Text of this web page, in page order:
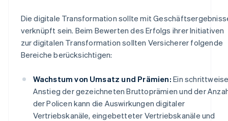
Die digitale Transformation sollte mit
verknüpft sein. Beim Bewerten des Erfolgs ihrer Initiativen
zur digitalen Transformation sollten Versicherer folgende
Bereiche berücksichtigen:
Wachstum von Umsatz und Prämien: Ein
Anstieg der gezeichneten Bruttoprämien und der
der Policen kann die Auswirkungen digitaler
Vertriebskanäle, eingebetteter Vertriebskanäle und